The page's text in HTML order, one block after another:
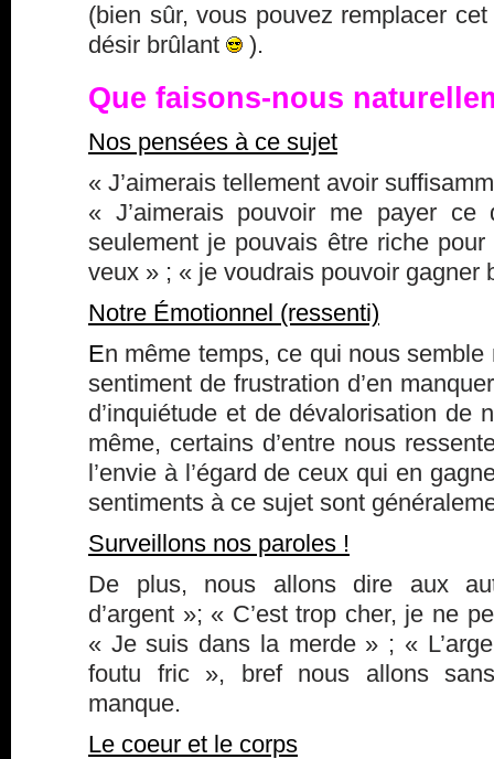
(bien sûr, vous pouvez remplacer
désir brûlant
).
Que faisons-nous
Nos pensées à ce sujet
« J’aimerais tellement avoir
« J’aimerais pouvoir me payer
seulement je pouvais être riche
veux » ; « je voudrais pouvoir gagner
Notre Émotionnel (ressenti)
En même temps, ce qui nous semble
sentiment de frustration d’en
d’inquiétude et de dévalorisation de
même, certains d’entre nous
l’envie à l’égard de ceux qui en
sentiments à ce sujet sont
Surveillons nos paroles !
De plus, nous allons dire aux
d’argent »; « C’est trop cher, je ne
« Je suis dans la merde » ; «
foutu fric », bref nous allons
manque.
Le coeur et le corps